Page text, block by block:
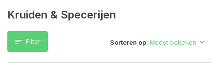
Kruiden & Specerijen
Filter Sorteren op: